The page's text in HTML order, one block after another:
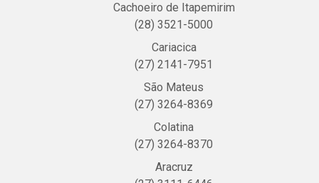
Cachoeiro de Itapemirim
(28) 3521-5000
Cariacica
(27) 2141-7951
São Mateus
(27) 3264-8369
Colatina
(27) 3264-8370
Aracruz